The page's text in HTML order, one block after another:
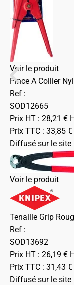
Voir le produit
Pince A Collier
Ref :
SOD12665
Prix HT : 28,21 €
Prix TTC : 33,85 €
Diffusé sur le site
Voir le produit
Tenaille Grip
Ref :
SOD13692
Prix HT : 26,19 €
Prix TTC : 31,43 €
Diffusé sur le site